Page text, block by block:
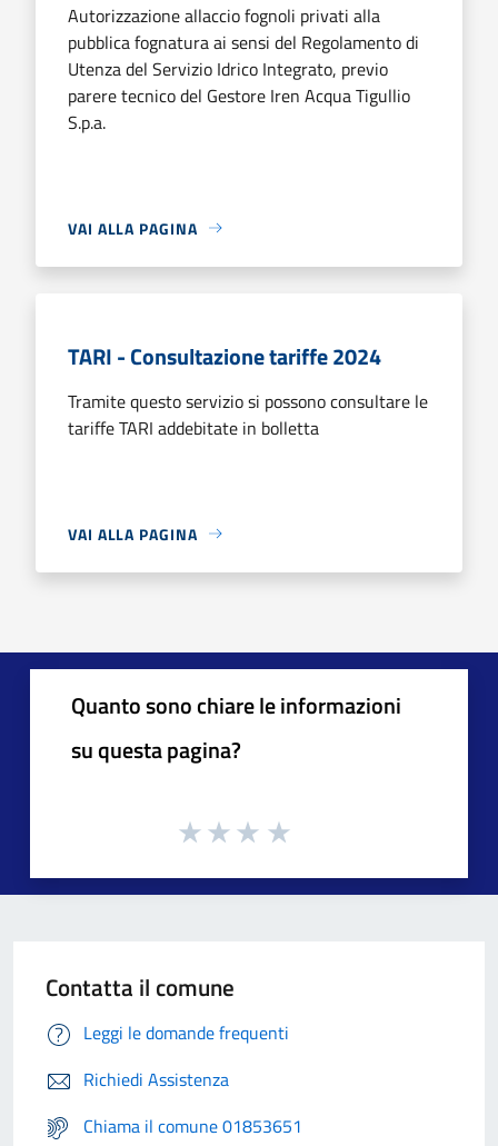
Autorizzazione allaccio fognoli privati alla
pubblica fognatura ai sensi del Regolamento di
Utenza del Servizio Idrico Integrato, previo
parere tecnico del Gestore Iren Acqua Tigullio
S.p.a.
VAI ALLA PAGINA
TARI - Consultazione tariffe 2024
Tramite questo servizio si possono consultare le
tariffe TARI addebitate in bolletta
VAI ALLA PAGINA
Quanto sono chiare le informazioni
su questa pagina?
Contatta il comune
Leggi le domande frequenti
Richiedi Assistenza
Chiama il comune 01853651